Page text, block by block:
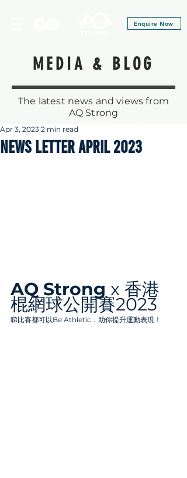
Enquire Now
MEDIA & BLOG
The latest news and views from
AQ Strong
News Letter April 2023
Apr 3, 2023 2 min read
AQ Strong x 香港
棍網球公開賽2023
睇比賽都可以Be Athletic．助你提升運動表現！